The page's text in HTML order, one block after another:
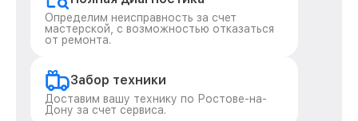
Определим неисправность за счет
мастерской, с возможностью отказаться
от ремонта.
Забор техники
Доставим вашу технику по Ростове-на-
Дону за счет сервиса.